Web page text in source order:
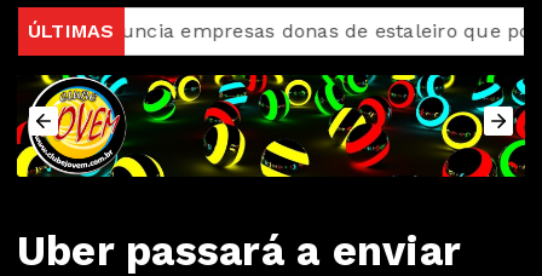
ÚLTIMAS
denuncia empresas donas de estaleiro que poluiu
Uber passará a enviar